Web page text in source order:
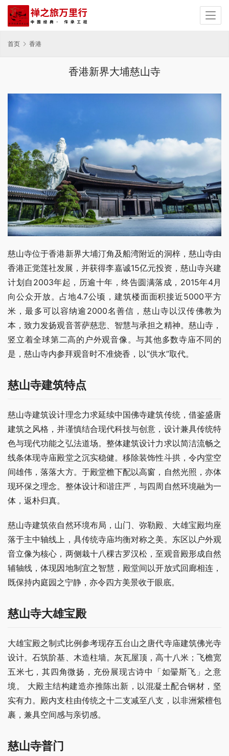
首页 香港
香港新界大埔慈山寺
慈山寺位于香港新界大埔汀角及船湾附近的洞梓，慈山寺由
香港正觉莲社发展，并获得李嘉诚15亿元投资，慈山寺兴建
计划自2003年起，历逾十年，终告圆满落成，2015年4月
向公众开放。占地4.7公顷，建筑楼面面积接近5000平方
米，最多可以容纳逾2000名善信，慈山寺以汉传佛教为
本，致力发扬观音菩萨慈悲、智慧与承担之精神。慈山寺，
竖立着全球第二高的户外观音像。与其他多数寺庙不同的
是，慈山寺内参拜观音时不准烧香，以“供水”取代。
慈山寺建筑特点
慈山寺建筑设计理念力求延续中国佛寺建筑传统，借鉴盛唐
建筑之风格，并谨慎结合现代科技与创意，设计兼具传统特
色与现代功能之弘法道场。整体建筑设计力求以简洁流畅之
线条体现寺庙殿堂之沉实稳健。移除装饰性斗拱，令内堂空
间雄伟，落落大方。于殿堂檐下配以高窗，自然光照，亦体
现环保之理念。整体设计和谐庄严，与四周自然环境融为一
体，返朴归真。
慈山寺建筑依自然环境布局，山门、弥勒殿、大雄宝殿均座
落于主中轴线上，具传统寺庙均衡对称之美。东区以户外观
音立像为核心，两侧栽十八棵古罗汉松，至观音殿形成自然
辅轴线，体现因地制宜之智慧，殿堂间以开放式回廊相连，
既保持内庭园之宁静，亦令四方美景收于眼底。
慈山寺大雄宝殿
大雄宝殿之制式比例参考现存五台山之唐代寺庙建筑佛光寺
设计。石筑阶基、木造柱墙。灰瓦屋顶，高十八米；飞檐宽
五米七，其四角微扬，充份展现古诗中「如翬斯飞」之意
境。 大殿主结构建造亦推陈出新，以混凝土配合钢材，坚
实有力。殿内支柱由传统之十二支减至八支，以非洲紫檀包
裹，兼具空间感与亲切感。
慈山寺普门